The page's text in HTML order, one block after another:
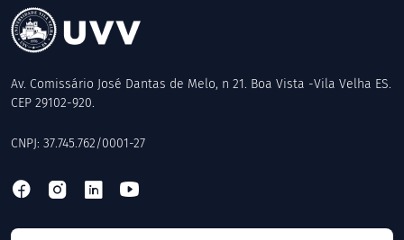
Av. Comissário José Dantas de Melo, n 21. Boa Vista -Vila Velha ES.
CEP 29102-920.
CNPJ: 37.745.762/0001-27